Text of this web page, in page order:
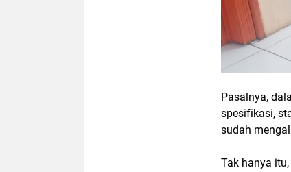
Pasalnya,
spesifikasi,
sudah
Tak hanya